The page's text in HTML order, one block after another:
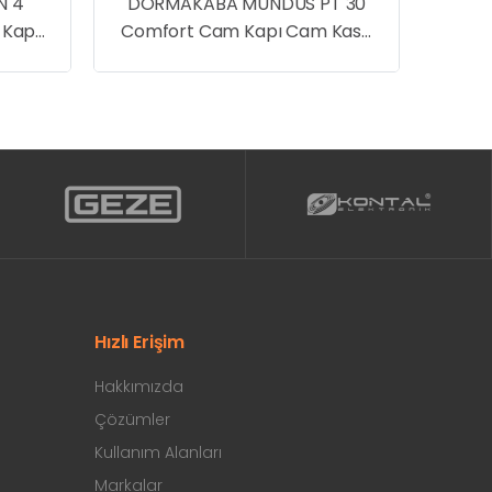
Comfort Cam Kapı Cam Kasa
Hızlı Erişim
Hakkımızda
Çözümler
Kullanım Alanları
Markalar